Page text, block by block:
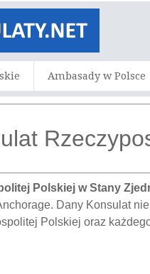
Ambasady w Polsce
Polskiej w Stany
Dany Konsulat
Polskiej oraz